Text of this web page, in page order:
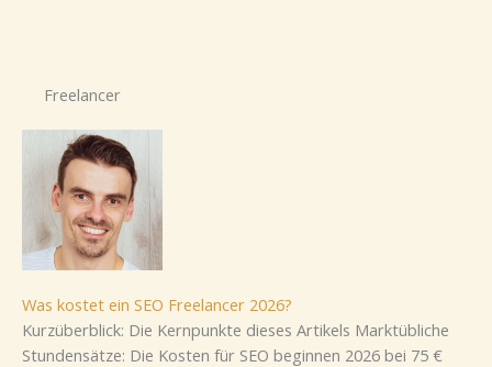
Freelancer
Was kostet ein SEO Freelancer 2026?
Kurzüberblick: Die Kernpunkte dieses Artikels Marktübliche
Stundensätze: Die Kosten für SEO beginnen 2026 bei 75 €